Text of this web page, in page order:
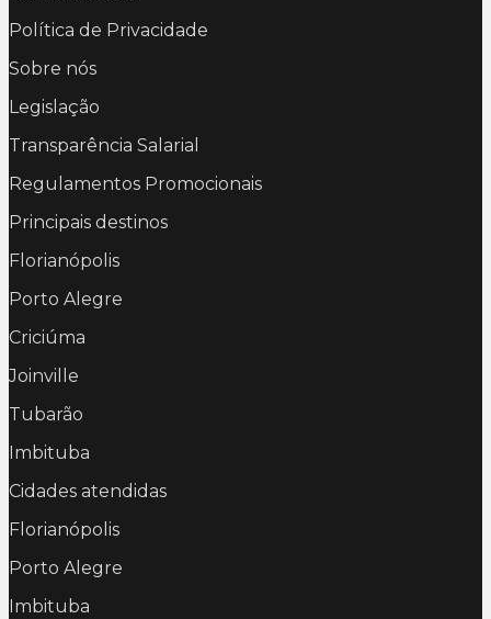
Política de Privacidade
Sobre nós
Legislação
Transparência Salarial
Regulamentos Promocionais
Principais destinos
Florianópolis
Porto Alegre
Criciúma
Joinville
Tubarão
Imbituba
Cidades atendidas
Florianópolis
Porto Alegre
Imbituba